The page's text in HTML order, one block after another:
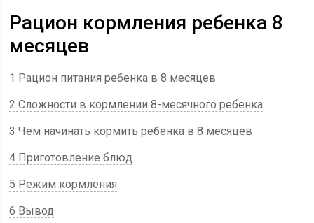
Рацион кормления ребенка 8
месяцев
1 Рацион питания ребенка в 8 месяцев
2 Сложности в кормлении 8-месячного ребенка
3 Чем начинать кормить ребенка в 8 месяцев
4 Приготовление блюд
5 Режим кормления
6 Вывод